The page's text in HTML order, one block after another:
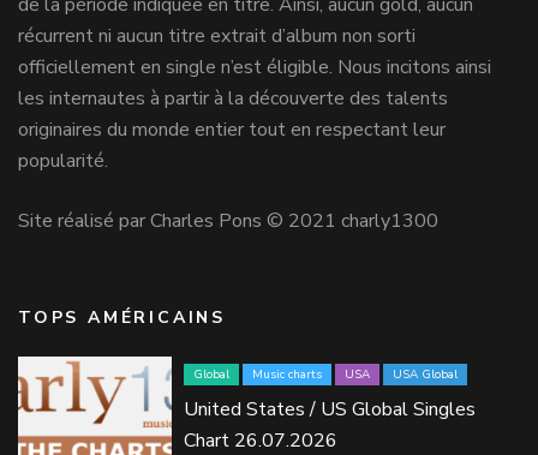
récurrent ni aucun titre extrait d’album non sorti
officiellement en single n’est éligible. Nous incitons ainsi
les internautes à partir à la découverte des talents
originaires du monde entier tout en respectant leur
popularité.
Site réalisé par Charles Pons © 2021 charly1300
TOPS AMÉRICAINS
Global Music charts USA USA Global
United States / US Global Singles
Chart 26.07.2026